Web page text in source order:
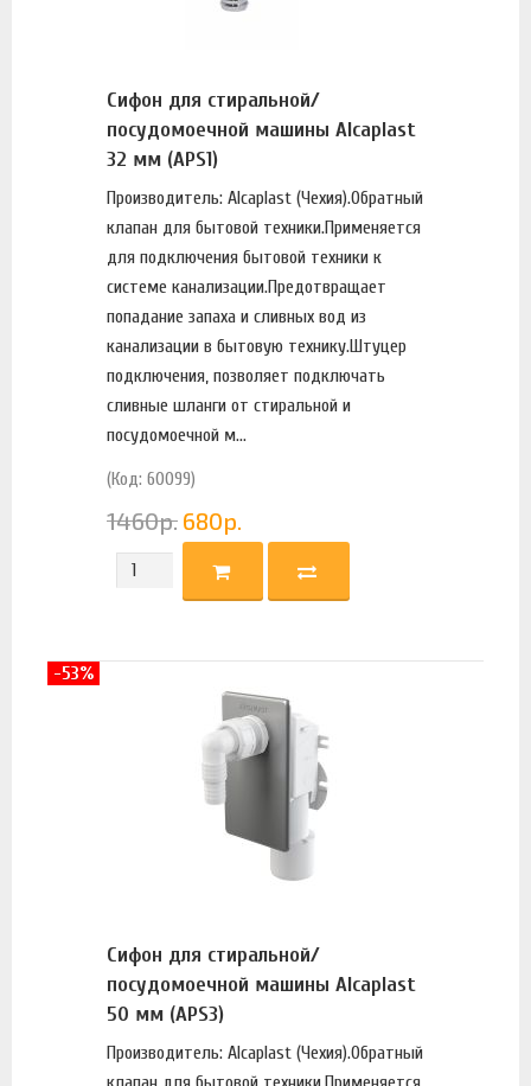
Сифон для стиральной/
посудомоечной машины Alcaplast
32 мм (APS1)
Производитель: Alcaplast (Чехия).Обратный
клапан для бытовой техники.Применяется
для подключения бытовой техники к
системе канализации.Предотвращает
попадание запаха и сливных вод из
канализации в бытовую технику.Штуцер
подключения, позволяет подключать
сливные шланги от стиральной и
посудомоечной м...
(Код: 60099)
1460р. 680р.
Сифон для стиральной/
посудомоечной машины Alcaplast
50 мм (APS3)
Производитель: Alcaplast (Чехия).Обратный
-53%